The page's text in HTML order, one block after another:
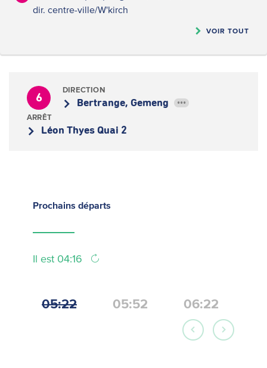
dir. centre-ville/W'kirch
VOIR TOUT
6
DIRECTION
Bertrange, Gemeng •••
ARRÊT
Léon Thyes Quai 2
Prochains départs
Il est 04:16
05:22 05:52 06:22